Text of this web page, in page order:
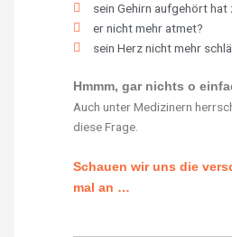
sein Gehirn aufgehört hat
er nicht mehr atmet?
sein Herz nicht mehr
Hmmm, gar nichts o
Auch unter Medizinern
diese Frage.
Schauen wir uns die
mal an …